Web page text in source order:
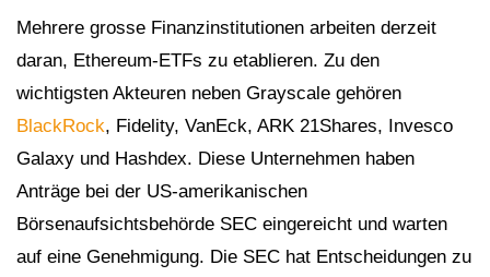
Mehrere grosse Finanzinstitutionen arbeiten derzeit
daran, Ethereum-ETFs zu etablieren. Zu den
wichtigsten Akteuren neben Grayscale gehören
BlackRock, Fidelity, VanEck, ARK 21Shares, Invesco
Galaxy und Hashdex. Diese Unternehmen haben
Anträge bei der US-amerikanischen
Börsenaufsichtsbehörde SEC eingereicht und warten
auf eine Genehmigung. Die SEC hat Entscheidungen zu